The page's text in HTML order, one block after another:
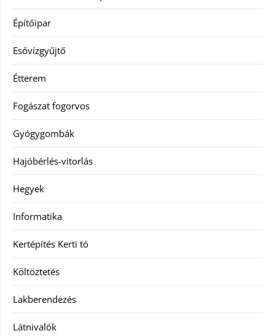
Építőipar
Esővízgyűjtő
Étterem
Fogászat fogorvos
Gyógygombák
Hajóbérlés-vitorlás
Hegyek
Informatika
Kertépítés Kerti tó
Költöztetés
Lakberendezés
Látnivalók